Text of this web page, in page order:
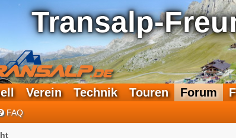
Transalp-
Verein Technik Touren Forum
FAQ